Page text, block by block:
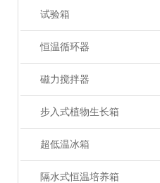
试验箱
恒温循环器
磁力搅拌器
步入式植物生长箱
超低温冰箱
隔水式恒温培养箱